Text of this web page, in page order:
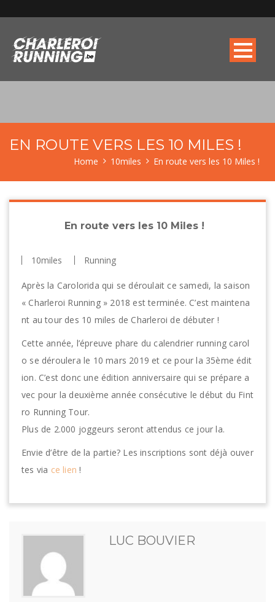
EN ROUTE VERS LES 10 MILES !
Home 10miles En route vers les 10 Miles !
En route vers les 10 Miles !
10miles Running
Après la Carolorida qui se déroulait ce samedi, la saison
« Charleroi Running » 2018 est terminée. C’est maintena
nt au tour des 10 miles de Charleroi de débuter !
Cette année, l’épreuve phare du calendrier running carol
o se déroulera le 10 mars 2019 et ce pour la 35ème édit
ion. C’est donc une édition anniversaire qui se prépare a
vec pour la deuxième année consécutive le début du Fint
ro Running Tour.
Plus de 2.000 joggeurs seront attendus ce jour la.
Envie d’être de la partie? Les inscriptions sont déjà ouver
tes via ce lien !
LUC BOUVIER